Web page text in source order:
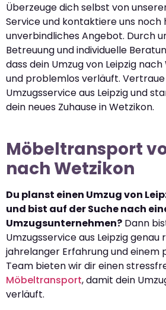
Überzeuge dich selbst von
Service und kontaktiere uns noch
unverbindliches Angebot. Durch
Betreuung und individuelle
dass dein Umzug von Leipzig
und problemlos verläuft.
Umzugsservice aus Leipzig und
dein neues Zuhause in Wetzikon.
Möbeltransport
nach Wetzikon
Du planst einen Umzug von
und bist auf der Suche nach
Umzugsunternehmen? Dann
Umzugsservice aus Leipzig genau
jahrelanger Erfahrung und einem
Team bieten wir dir einen
Möbeltransport, damit dein
verläuft.